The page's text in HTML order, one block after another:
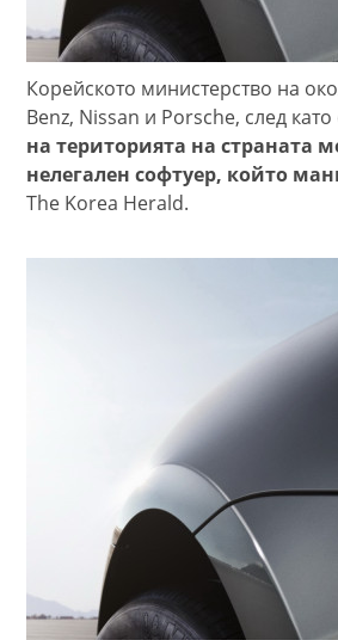
Корейското министерство на
Benz, Nissan и Porsche, след
на територията на страната
нелегален софтуер, който
The Korea Herald.